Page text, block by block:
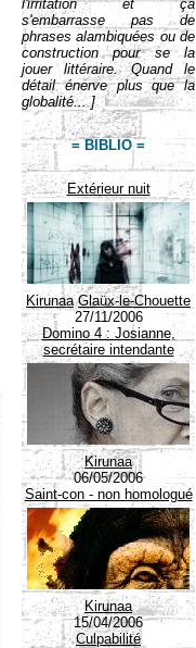
l'irritation et ça
s'embarrasse pas de
phrases alambiquées ou de
construction pour se la
jouer littéraire. Quand le
détail énerve plus que la
globalité... ]
= BIBLIO =
Extérieur nuit
Kirunaa Glaüx-le-Chouette
27/11/2006
Domino 4 : Josianne,
secrétaire intendante
Kirunaa
06/05/2006
Saint-con - non homologué
Kirunaa
15/04/2006
Culpabilité